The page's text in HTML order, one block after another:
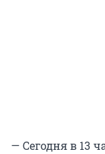
— Сегодня в 13